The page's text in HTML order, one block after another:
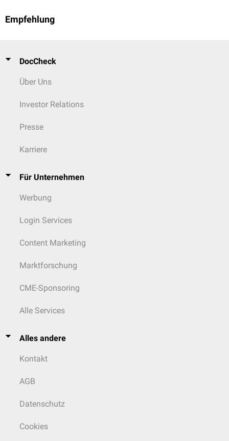
Empfehlung
DocCheck
Über Uns
Investor Relations
Presse
Karriere
Für Unternehmen
Werbung
Login Services
Content Marketing
Marktforschung
CME-Sponsoring
Alle Services
Alles andere
Kontakt
AGB
Datenschutz
Cookies